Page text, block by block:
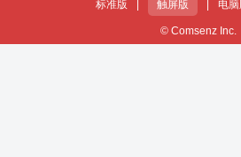
标准版 触屏版 电脑
© Comsenz Inc.